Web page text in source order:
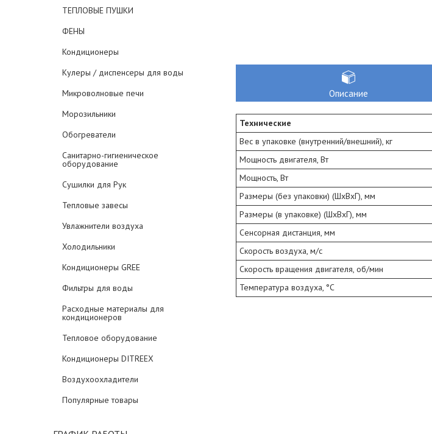
ТЕПЛОВЫЕ ПУШКИ
ФЕНЫ
Кондиционеры
Кулеры / диспенсеры для воды
Микроволновые печи
Морозильники
Обогреватели
Санитарно-гигиеническое
оборудование
Сушилки для Рук
Тепловые завесы
Увлажнители воздуха
Холодильники
Кондиционеры GREE
Фильтры для воды
Расходные материалы для
кондиционеров
Тепловое оборудование
Кондиционеры DITREEX
Воздухоохладители
Популярные товары
Описание
Технические
Вес в упаковке (внутренний/внешний), кг
Мощность двигателя, Вт
Мощность, Вт
Размеры (без упаковки) (ШхВхГ), мм
Размеры (в упаковке) (ШхВхГ), мм
Сенсорная дистанция, мм
Скорость воздуха, м/с
Скорость вращения двигателя, об/мин
Температура воздуха, °С